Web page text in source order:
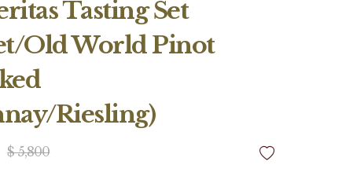
Tasting Set
Old World Pinot
Riesling)
$ 5,800